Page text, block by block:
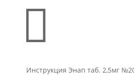

Инструкция Энап таб. 2,5мг